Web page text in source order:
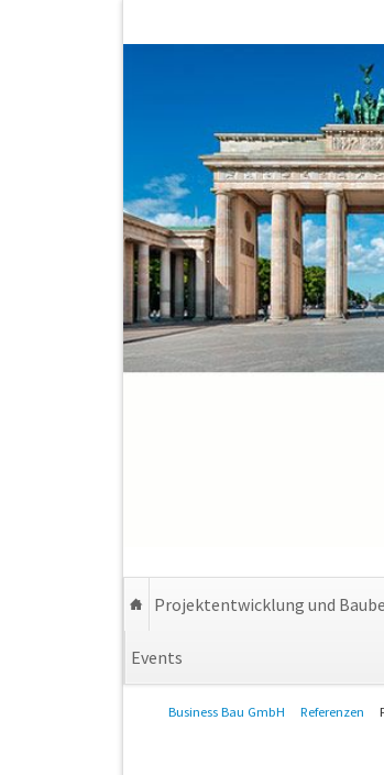
Projektentwicklung und
Events
Business Bau GmbH Referenzen